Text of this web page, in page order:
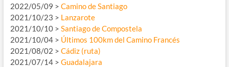
2022/05/09 > Camino de Santiago
2021/10/23 > Lanzarote
2021/10/10 > Santiago de Compostela
2021/10/04 > Últimos 100km del Camino Francés
2021/08/02 > Cádiz (ruta)
2021/07/14 > Guadalajara